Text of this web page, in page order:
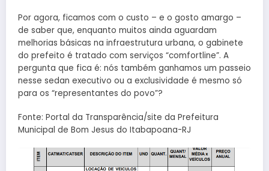
Por agora, ficamos com o custo – e o gosto amargo –
de saber que, enquanto muitos ainda aguardam
melhorias básicas na infraestrutura urbana, o gabinete
do prefeito é tratado com serviços “comfortline”. A
pergunta que fica é: nós também ganhamos um passeio
nesse sedan executivo ou a exclusividade é mesmo só
para os “representantes do povo”?
Fonte: Portal da Transparência/site da Prefeitura
Municipal de Bom Jesus do Itabapoana-RJ